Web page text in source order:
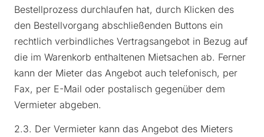
Bestellprozess durchlaufen hat, durch Klicken des
den Bestellvorgang abschließenden Buttons ein
rechtlich verbindliches Vertragsangebot in Bezug auf
die im Warenkorb enthaltenen Mietsachen ab. Ferner
kann der Mieter das Angebot auch telefonisch, per
Fax, per E-Mail oder postalisch gegenüber dem
Vermieter abgeben.
2.3. Der Vermieter kann das Angebot des Mieters